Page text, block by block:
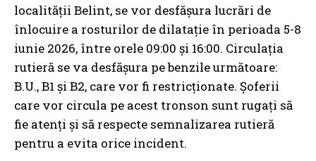
localității Belint, se vor desfășura lucrări de
înlocuire a rosturilor de dilatație în perioada 5-8
iunie 2026, între orele 09:00 și 16:00. Circulația
rutieră se va desfășura pe benzile următoare:
B.U., B1 și B2, care vor fi restricționate. Șoferii
care vor circula pe acest tronson sunt rugați să
fie atenți și să respecte semnalizarea rutieră
pentru a evita orice incident.